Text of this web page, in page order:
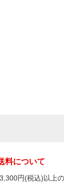
料について
円(税込)以上